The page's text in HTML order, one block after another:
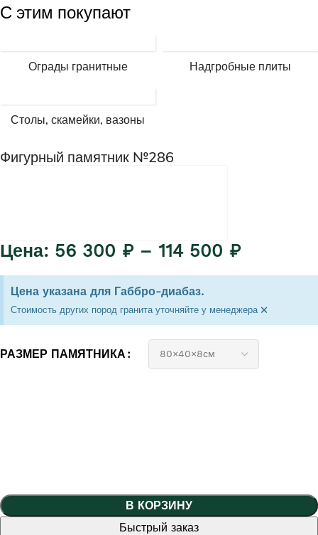
С этим покупают
Ограды гранитные Надгробные плиты
Столы, скамейки, вазоны
Фигурный памятник №286
56 300 ₽ – 114 500 ₽
Цена указана для Габбро-диабаз.
Стоимость других пород гранита уточняйте у менеджера ×
РАЗМЕР ПАМЯТНИКА
В КОРЗИНУ
Быстрый заказ